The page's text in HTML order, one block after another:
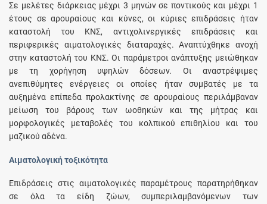
Σε μελέτες διάρκειας μέχρι 3 μηνών σε ποντικούς και μέχρι 1
έτους σε αρουραίους και κύνες, οι κύριες επιδράσεις ήταν
καταστολή του ΚΝΣ, αντιχολινεργικές επιδράσεις και
περιφερικές αιματολογικές διαταραχές. Αναπτύχθηκε ανοχή
στην καταστολή του ΚΝΣ. Οι παράμετροι ανάπτυξης μειώθηκαν
με τη χορήγηση υψηλών δόσεων. Οι αναστρέψιμες
ανεπιθύμητες ενέργειες οι οποίες ήταν συμβατές με τα
αυξημένα επίπεδα προλακτίνης σε αρουραίους περιλάμβαναν
μείωση του βάρους των ωοθηκών και της μήτρας και
μορφολογικές μεταβολές του κολπικού επιθηλίου και του
μαζικού αδένα.
Αιματολογική τοξικότητα
Επιδράσεις στις αιματολογικές παραμέτρους παρατηρήθηκαν
σε όλα τα είδη ζώων, συμπεριλαμβανόμενων των